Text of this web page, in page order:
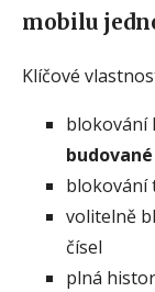
mobilu
Klíčové
blokování
blokování
volitelně
čísel
plná